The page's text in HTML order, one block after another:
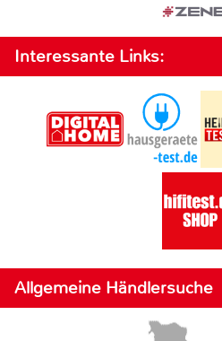
Interessante Links:
Allgemeine Händlersuche